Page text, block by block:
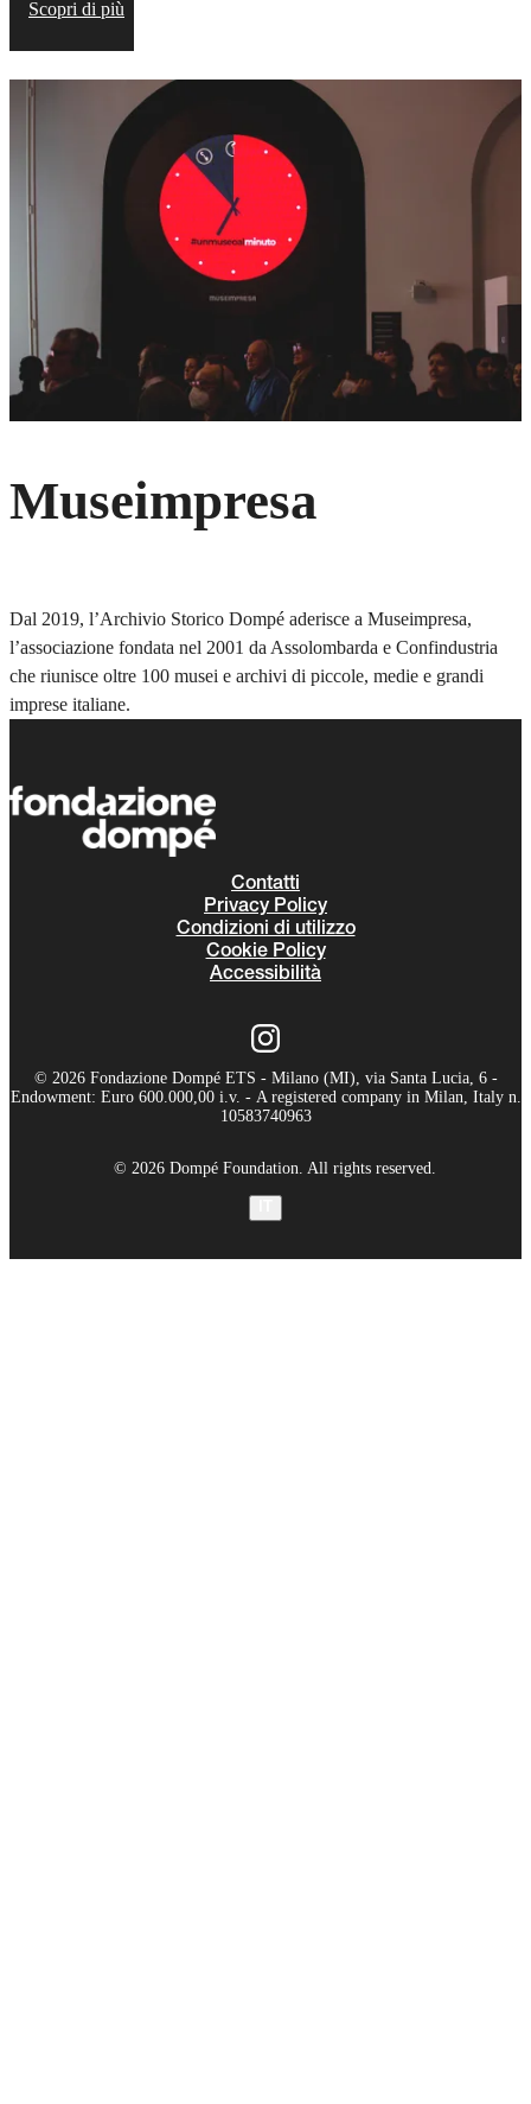
Scopri di più
Museimpresa
Dal 2019, l’Archivio Storico Dompé aderisce a Museimpresa,
l’associazione fondata nel 2001 da Assolombarda e Confindustria
che riunisce oltre 100 musei e archivi di piccole, medie e grandi
imprese italiane.
Contatti
Privacy Policy
Condizioni di utilizzo
Cookie Policy
Accessibilità
© 2026 Fondazione Dompé ETS - Milano (MI), via Santa Lucia, 6 -
Endowment: Euro 600.000,00 i.v. - A registered company in Milan, Italy n.
10583740963
© 2026 Dompé Foundation. All rights reserved.